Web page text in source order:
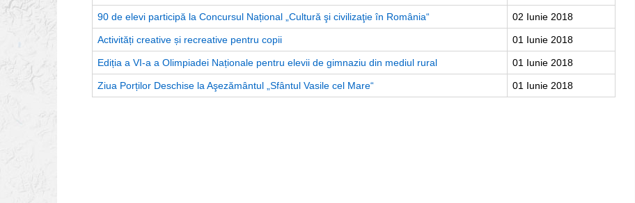
90 de elevi participă la Concursul Național „Cultură şi civilizaţie în România“ 02 Iunie 2018
Activități creative și recreative pentru copii 01 Iunie 2018
Ediția a VI-a a Olimpiadei Naționale pentru elevii de gimnaziu din mediul rural 01 Iunie 2018
Ziua Porților Deschise la Aşezământul „Sfântul Vasile cel Mare“ 01 Iunie 2018